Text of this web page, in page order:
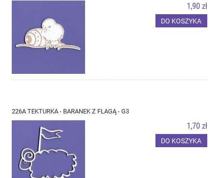
1,90 zł
DO KOSZYKA
226A TEKTURKA - BARANEK Z FLAGĄ - G3
1,70 zł
DO KOSZYKA